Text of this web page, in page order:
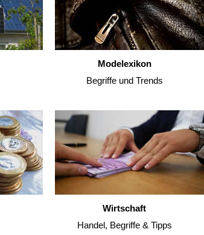
Modelexikon
Begriffe und Trends
Wirtschaft
Handel, Begriffe & Tipps